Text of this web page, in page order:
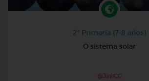
2º Primaria (7-8 años)
O sistema solar
@JaviCG